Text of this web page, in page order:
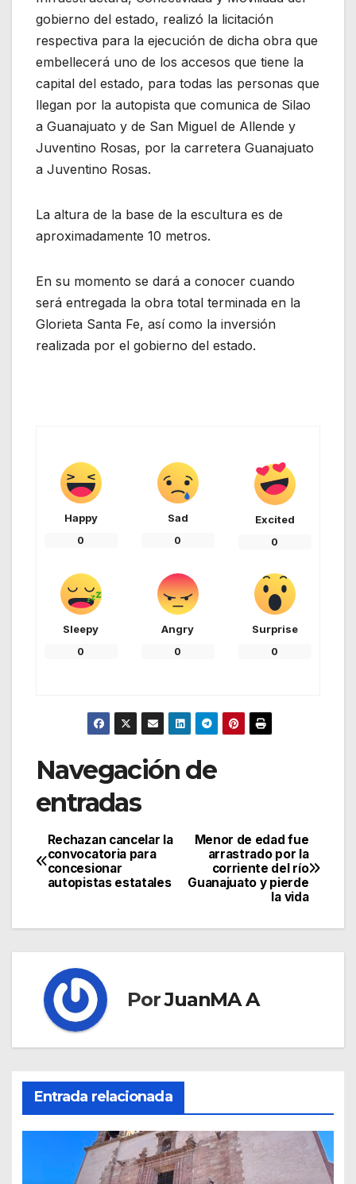
gobierno del estado, realizó la licitación
respectiva para la ejecución de dicha obra que
embellecerá uno de los accesos que tiene la
capital del estado, para todas las personas que
llegan por la autopista que comunica de Silao
a Guanajuato y de San Miguel de Allende y
Juventino Rosas, por la carretera Guanajuato
a Juventino Rosas.
La altura de la base de la escultura es de
aproximadamente 10 metros.
En su momento se dará a conocer cuando
será entregada la obra total terminada en la
Glorieta Santa Fe, así como la inversión
realizada por el gobierno del estado.
Happy
0
Sad
0
Excited
0
Sleepy
0
Angry
0
Surprise
0
Navegación de
entradas
Menor de edad fue
arrastrado por la
corriente del río
Guanajuato y pierde
la vida
Rechazan cancelar la
convocatoria para
concesionar
autopistas estatales
PorJuanMA A
Entrada relacionada